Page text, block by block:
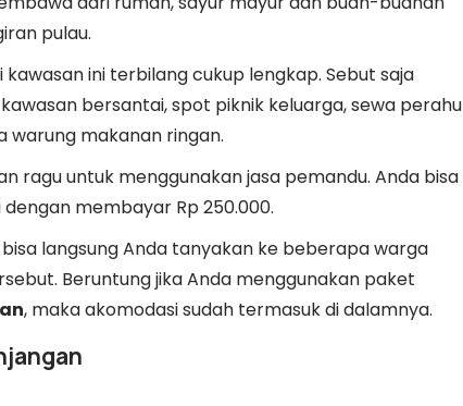
pulau.
ini terbilang cukup lengkap. Sebut saja
bersantai, spot piknik keluarga, sewa perahu
warung makanan ringan.
ragu untuk menggunakan jasa pemandu. Anda bisa
membayar Rp 250.000.
langsung Anda tanyakan ke beberapa warga
Beruntung jika Anda menggunakan paket
, maka akomodasi sudah termasuk di dalamnya.